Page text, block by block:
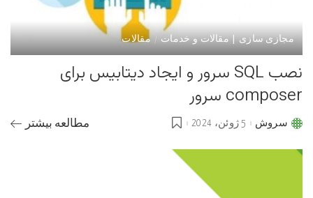
مجازی سازی | مقالات و خدمات مقالات
نصب SQL سرور و ایجاد دیتابیس برای
composer سرور
Postedسروش 5 ژوئن، 2024 مطالعه بیشتر